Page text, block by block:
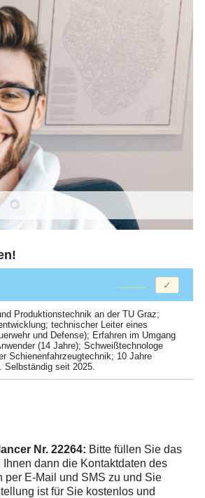
Produktionstechnik an der TU Graz;
technischer Leiter eines
und Defense); Erfahren im Umgang
(14 Jahre); Schweißtechnologe
Schienenfahrzeugtechnik; 10 Jahre
Selbständig seit 2025.
Nr. 22264: Bitte füllen Sie das
dann die Kontaktdaten des
per E-Mail und SMS zu und Sie
ist für Sie kostenlos und